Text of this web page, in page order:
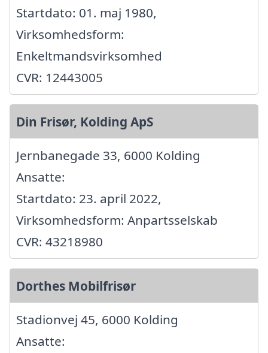
Startdato: 01. maj 1980,
Virksomhedsform:
Enkeltmandsvirksomhed
CVR: 12443005
Din Frisør, Kolding ApS
Jernbanegade 33, 6000 Kolding
Ansatte:
Startdato: 23. april 2022,
Virksomhedsform: Anpartsselskab
CVR: 43218980
Dorthes Mobilfrisør
Stadionvej 45, 6000 Kolding
Ansatte: